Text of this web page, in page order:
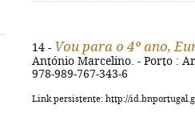
14 - Vou para o 4º ano,
António Marcelino. - Porto :
978-989-767-343-6
Link persistente: http://